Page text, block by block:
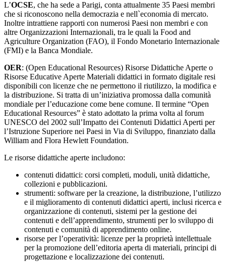
L’OCSE, che ha sede a Parigi, conta attualmente 35 Paesi membri
che si riconoscono nella democrazia e nell`economia di mercato.
Inoltre intrattiene rapporti con numerosi Paesi non membri e con
altre Organizzazioni Internazionali, tra le quali la Food and
Agriculture Organization (FAO), il Fondo Monetario Internazionale
(FMI) e la Banca Mondiale.
OER: (Open Educational Resources) Risorse Didattiche Aperte o
Risorse Educative Aperte Materiali didattici in formato digitale resi
disponibili con licenze che ne permettono il riutilizzo, la modifica e
la distribuzione. Si tratta di un’iniziativa promossa dalla comunità
mondiale per l’educazione come bene comune. Il termine “Open
Educational Resources” è stato adottato la prima volta al forum
UNESCO del 2002 sull’Impatto dei Contenuti Didattici Aperti per
l’Istruzione Superiore nei Paesi in Via di Sviluppo, finanziato dalla
William and Flora Hewlett Foundation.
Le risorse didattiche aperte includono:
contenuti didattici: corsi completi, moduli, unità didattiche,
collezioni e pubblicazioni.
strumenti: software per la creazione, la distribuzione, l’utilizzo
e il miglioramento di contenuti didattici aperti, inclusi ricerca e
organizzazione di contenuti, sistemi per la gestione dei
contenuti e dell’apprendimento, strumenti per lo sviluppo di
contenuti e comunità di apprendimento online.
risorse per l’operatività: licenze per la proprietà intellettuale
per la promozione dell’editoria aperta di materiali, principi di
progettazione e localizzazione dei contenuti.